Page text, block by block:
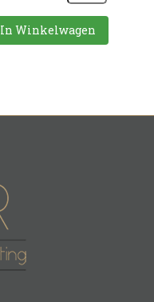
In Winkelwagen